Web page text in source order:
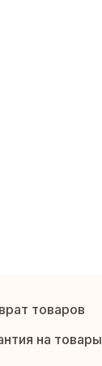
товаров
на товары